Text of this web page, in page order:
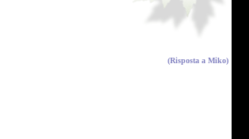
(Risposta a Miko)